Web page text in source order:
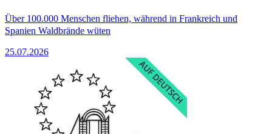
Über 100.000 Menschen fliehen, während in Frankreich und
Spanien Waldbrände wüten
25.07.2026